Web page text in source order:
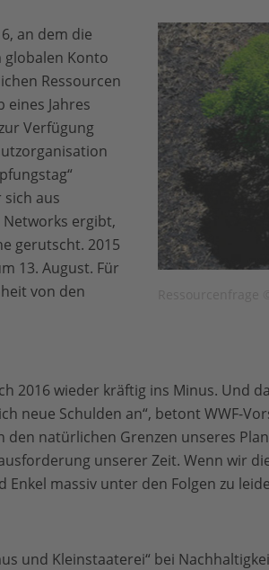
an dem die
Konto
Ressourcen
Jahres
Verfügung
sich aus
ergibt,
gerutscht. 2015
13. August. Für
von den
2016 wieder kräftig ins Minus. Und
neue Schulden an“, betont WWF-
den natürlichen Grenzen unseres
unserer Zeit. Wenn wir
massiv unter den Folgen zu
und Kleinstaaterei“ bei